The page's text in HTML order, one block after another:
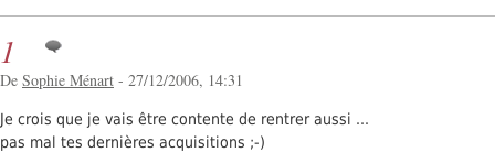
1
De Sophie Ménart - 27/12/2006, 14:31
Je crois que je vais être contente de rentrer aussi ...
pas mal tes dernières acquisitions ;-)